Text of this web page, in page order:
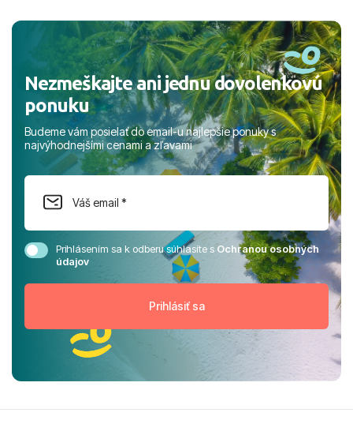
Nezmeškajte ani jednu dovolenkovú
ponuku
Budeme vám posielať do email-u najlepšie ponuky s
najvýhodnejšími cenami a zľavami
Prihlásením sa k odberu súhlasíte sOchranou osobných
údajov